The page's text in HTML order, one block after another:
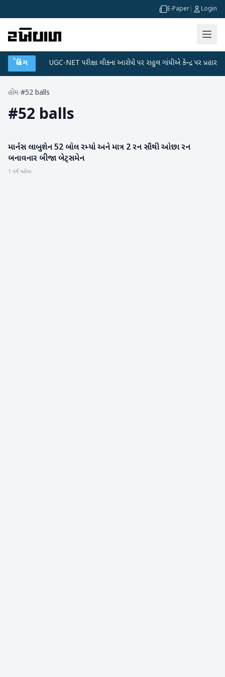
E-Paper Login
બ્રેકિંગ
પ્લાન UGC-NET પરીક્ષા લીકના આરોપો પર રાહુલ ગાંધીએ કેન્દ્ર પર પ્રહાર કર્યા
હોમ/#52 balls
#52 balls
રમતગમત
માર્નસ લાબુશેન 52 બોલ રમ્યો અને માત્ર 2 રન સૌથી ઓછા રન
બનાવનાર બીજા બેટ્સમેન
1 વર્ષ પહેલા